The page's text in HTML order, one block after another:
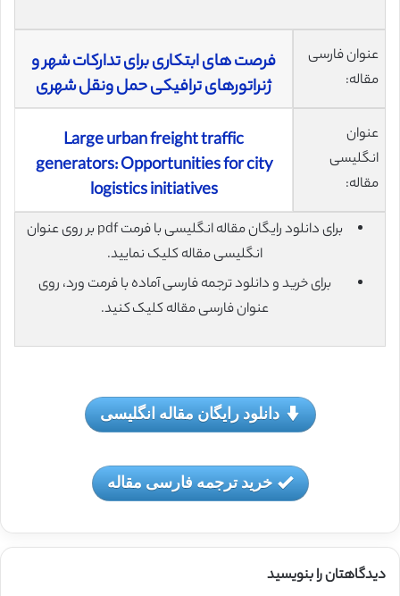
عنوان فارسی
مقاله:
فرصت های ابتکاری برای تدارکات شهر و
ژنراتورهای ترافیکی حمل ونقل شهری
عنوان
انگلیسی
مقاله:
Large urban freight traffic
generators: Opportunities for city
logistics initiatives
برای دانلود رایگان مقاله انگلیسی با فرمت pdf بر روی عنوان
انگلیسی مقاله کلیک نمایید.
برای خرید و دانلود ترجمه فارسی آماده با فرمت ورد، روی
عنوان فارسی مقاله کلیک کنید.
دانلود رایگان مقاله انگلیسی
خرید ترجمه فارسی مقاله
دیدگاهتان را بنویسید